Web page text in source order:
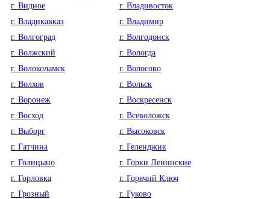
г. Видное
г. Владивосток
г. Владикавказ
г. Владимир
г. Волгоград
г. Волгодонск
г. Волжский
г. Вологда
г. Волоколамск
г. Волосово
г. Волхов
г. Вольск
г. Воронеж
г. Воскресенск
г. Восход
г. Всеволожск
г. Выборг
г. Высоковск
г. Гатчина
г. Геленджик
г. Голицыно
г. Горки Ленинские
г. Горловка
г. Горячий Ключ
г. Грозный
г. Гуково